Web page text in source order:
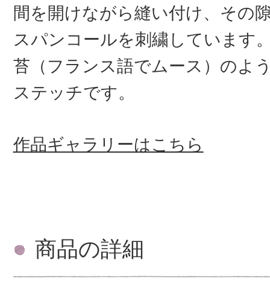
間を開けながら縫い付け、その
スパンコールを刺繍しています
苔（フランス語でムース）のよ
ステッチです。
作品ギャラリーはこちら
商品の詳細